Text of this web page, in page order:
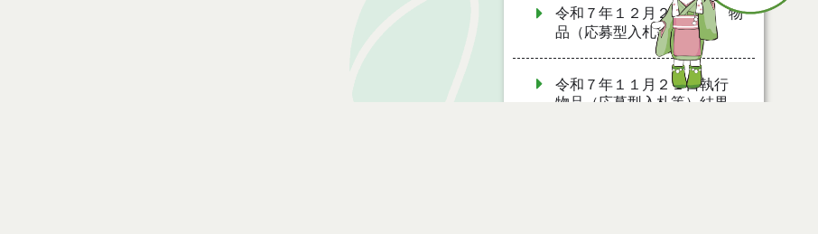
令和７年１２月２日執行 物
品（応募型入札等）結果
令和７年１１月２１日執行
物品（応募型入札等）結果